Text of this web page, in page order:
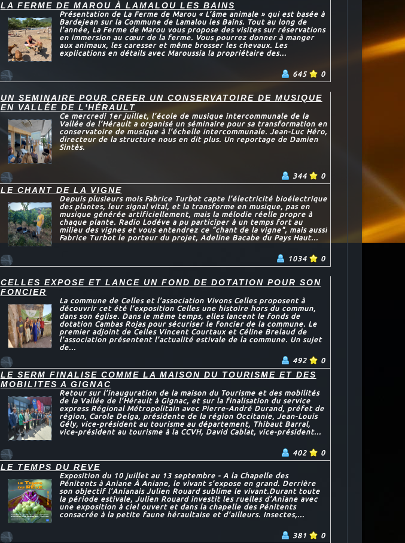
LA FERME DE MAROU À LAMALOU LES BAINS
Présentation de La Ferme de Marou « L’âme animale » qui est basée à
Bardejean sur la Commune de Lamalou les Bains. Tout au long de
l’année, La Ferme de Marou vous propose des visites sur réservations
en immersion au cœur de la ferme. Vous pourrez donner à manger
aux animaux, les caresser et même brosser les chevaux. Les
explications en détails avec Maroussia la propriétaire des...
645 0
UN SEMINAIRE POUR CREER UN CONSERVATOIRE DE MUSIQUE
EN VALLÉE DE L'HÉRAULT
Ce mercredi 1er juillet, l’école de musique intercommunale de la
Vallée de l’Hérault a organisé un séminaire pour sa transformation en
conservatoire de musique à l’échelle intercommunale. Jean-Luc Héro,
directeur de la structure nous en dit plus. Un reportage de Damien
Sintès.
344 0
LE CHANT DE LA VIGNE
Depuis plusieurs mois Fabrice Turbot capte l’électricité bioélectrique
des plantes, leur signal vital, et la transforme en musique, pas en
musique générée artificiellement, mais la mélodie réelle propre à
chaque plante. Radio Lodéve a pu participer à un temps fort au
milieu des vignes et vous entendrez ce "chant de la vigne", mais aussi
Fabrice Turbot le porteur du projet, Adeline Bacabe du Pays Haut...
1034 0
CELLES EXPOSE ET LANCE UN FOND DE DOTATION POUR SON
FONCIER
La commune de Celles et l’association Vivons Celles proposent à
découvrir cet été l’exposition Celles une histoire hors du commun,
dans son église. Dans le même temps, elles lancent le fonds de
dotation Cambas Rojas pour sécuriser le foncier de la commune. Le
premier adjoint de Celles Vincent Courtaux et Céline Brelaud de
l’association présentent l’actualité estivale de la commune. Un sujet
de...
492
0
LE SERM FINALISE COMME LA MAISON DU TOURISME ET DES
MOBILITES A GIGNAC
Retour sur l’inauguration de la maison du Tourisme et des mobilités
de la Vallée de l’Hérault à Gignac, et sur la finalisation du service
express Régional Métropolitain avec Pierre-André Durand, préfet de
région, Carole Delga, présidente de la région Occitanie, Jean-Louis
Gély, vice-président au tourisme au département, Thibaut Barral,
vice-président au tourisme à la CCVH, David Cablat, vice-président...
402 0
LE TEMPS DU REVE
Exposition du 10 juillet au 13 septembre - A la Chapelle des
Pénitents à Aniane À Aniane, le vivant s’expose en grand. Derrière
son objectif l’Anianais Julien Rouard sublime le vivant.Durant toute
la période estivale, Julien Rouard investit les ruelles d’Aniane avec
une exposition à ciel ouvert et dans la chapelle des Pénitents
consacrée à la petite faune héraultaise et d’ailleurs. Insectes,...
381 0